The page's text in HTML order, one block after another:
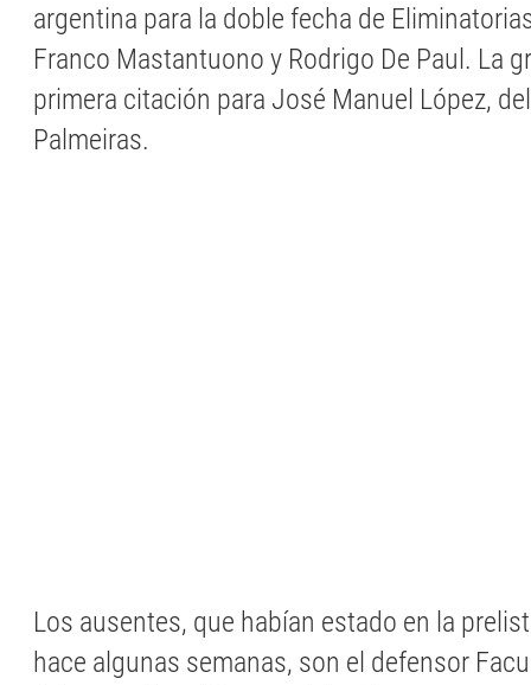
argentina para la doble fecha de
Franco Mastantuono y Rodrigo De Paul. La
primera citación para José Manuel López,
Palmeiras.
Los ausentes, que habían estado en la
hace algunas semanas, son el defensor